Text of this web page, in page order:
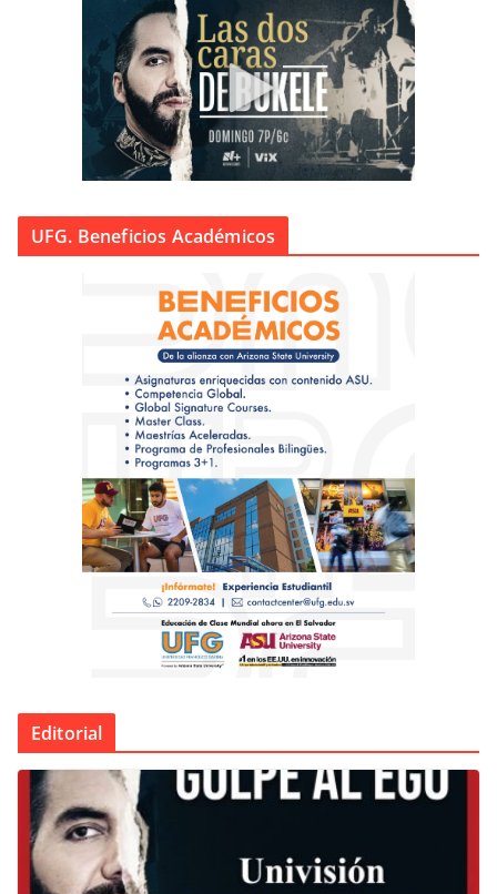
UFG. Beneficios Académicos
Editorial